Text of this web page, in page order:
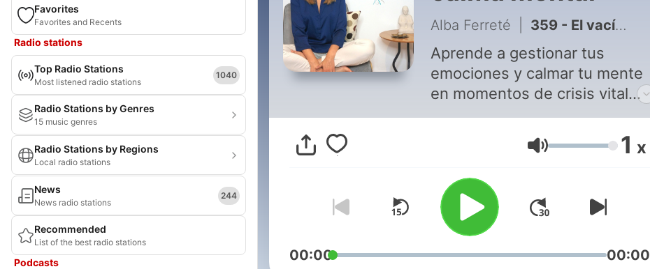
Favorites
Favorites and Recents
Radio stations
Top Radio Stations
Most listened radio stations
1040
Radio Stations by Genres
15 music genres
Radio Stations by Regions
Local radio stations
News
News radio stations
244
Recommended
List of the best radio stations
Podcasts
Alba Ferreté 359 - El vacío interior como camino
Aprende a gestionar tus
emociones y calmar tu mente
en momentos de crisis vital
para transformar tu dolor y tu
ansiedad en bienestar y calma.
Herramientas, reflexiones y
técnicas propias del coaching
y el mindfulness transpersonal
para que vivas con mayor
libertad y paz interior.
Volume 1 x
00:00 00:00